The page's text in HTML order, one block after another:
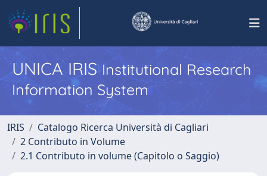
UNICA IRISInstitutional Research
Information System
IRIS
Catalogo Ricerca Università di Cagliari
2 Contributo in Volume
2.1 Contributo in volume (Capitolo o Saggio)